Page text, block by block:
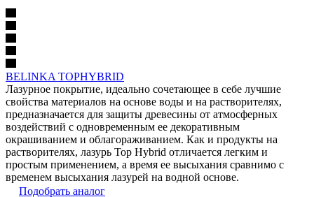
BELINKA TOPHYBRID
Лазурное покрытие, идеально сочетающее в себе лучшие
свойства материалов на основе воды и на растворителях,
предназначается для защиты древесины от атмосферных
воздействий с одновременным ее декоративным
окрашиванием и облагораживанием. Как и продукты на
растворителях, лазурь Top Hybrid отличается легким и
простым применением, а время ее высыхания сравнимо с
временем высыхания лазурей на водной основе.
Подобрать аналог